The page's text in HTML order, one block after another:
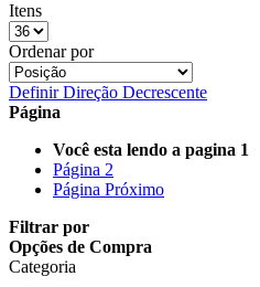
NingBo Bolun
Photo Facility
Queenie
Ripoint
Itens
Ordenar por
Definir Direção Decrescente
Página
Você esta lendo a pagina 1
Página 2
Página Próximo
Filtrar por
Opções de Compra
Categoria